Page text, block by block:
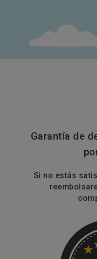
Garantía de
Si no estás